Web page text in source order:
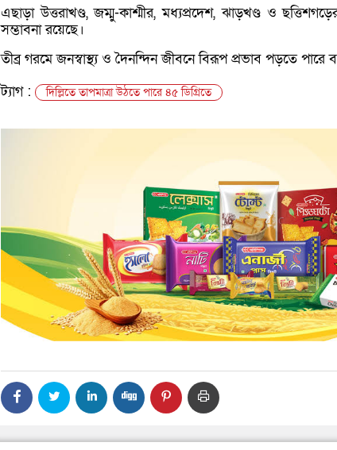
এছাড়া উত্তরাখণ্ড, জম্মু-কাশ্মীর, মধ্যপ্রদেশ, ঝাড়খণ্ড ও
সম্ভাবনা রয়েছে।
তীব্র গরমে জনস্বাস্থ্য ও দৈনন্দিন জীবনে বিরূপ প্রভাব পড়তে পারে
ট্যাগ :
দিল্লিতে তাপমাত্রা উঠতে পারে ৪৫ ডিগ্রিতে